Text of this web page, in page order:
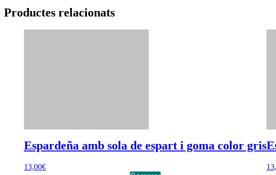
Productes relacionats
Espardeña amb sola de espart i goma color gris
13,00€